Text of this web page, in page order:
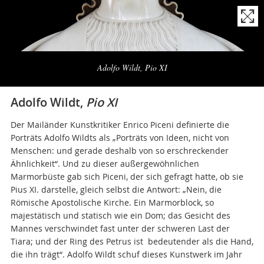
Adolfo Wildt, Pio XI
Naviga
Adolfo Wildt, Pio XI
Der Mailänder Kunstkritiker Enrico Piceni definierte die
Porträts Adolfo Wildts als „Porträts von Ideen, nicht von
Menschen: und gerade deshalb von so erschreckender
Ähnlichkeit“. Und zu dieser außergewöhnlichen
Marmorbüste gab sich Piceni, der sich gefragt hatte, ob sie
Pius XI. darstelle, gleich selbst die Antwort: „Nein, die
Römische Apostolische Kirche. Ein Marmorblock, so
majestätisch und statisch wie ein Dom; das Gesicht des
Mannes verschwindet fast unter der schweren Last der
Tiara; und der Ring des Petrus ist bedeutender als die Hand,
die ihn trägt“. Adolfo Wildt schuf dieses Kunstwerk im Jahr